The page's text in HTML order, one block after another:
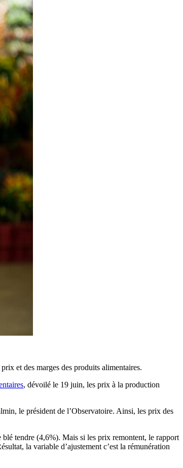
et des marges des produits alimentaires.
, dévoilé le 19 juin, les prix à la production
le président de l’Observatoire. Ainsi, les prix des
tendre (4,6%). Mais si les prix remontent, le rapport
la variable d’ajustement c’est la rémunération